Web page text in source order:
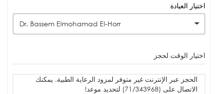
اختيار العيادة
Dr. Bassem Elmohamad El-Horr
اختيار الوقت لحجز
الحجز عبر الإنترنت غير متوفر لمزود الرعاية الطبية. يمكنك
الاتصال على (71/343968) لتحديد موعد!